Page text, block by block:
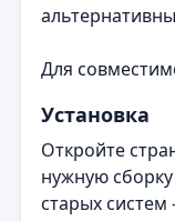
Для
Установка
Откройте
нужную сборку
старых